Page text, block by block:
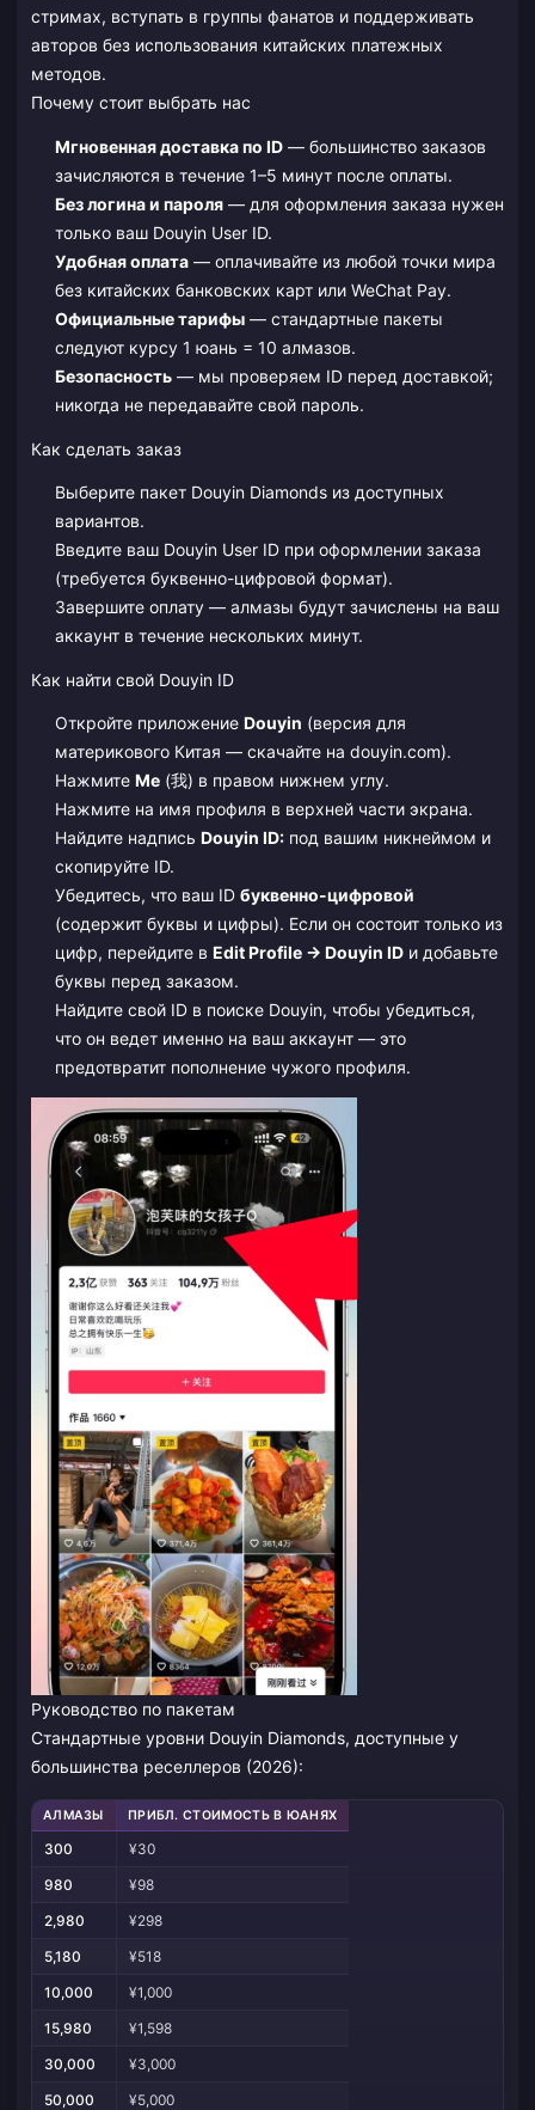
стримах, вступать в группы фанатов и поддерживать
авторов без использования китайских платежных
методов.
Почему стоит выбрать нас
Мгновенная доставка по ID— большинство заказов
зачисляются в течение 1–5 минут после оплаты.
Без логина и пароля— для оформления заказа нужен
только ваш Douyin User ID.
Удобная оплата— оплачивайте из любой точки мира
без китайских банковских карт или WeChat Pay.
Официальные тарифы— стандартные пакеты
следуют курсу 1 юань = 10 алмазов.
Безопасность— мы проверяем ID перед доставкой;
никогда не передавайте свой пароль.
Как сделать заказ
Выберите пакет Douyin Diamonds из доступных
вариантов.
Введите ваш Douyin User ID при оформлении заказа
(требуется буквенно-цифровой формат).
Завершите оплату — алмазы будут зачислены на ваш
аккаунт в течение нескольких минут.
Как найти свой Douyin ID
Откройте приложение Douyin (версия для
материкового Китая — скачайте на douyin.com).
Нажмите Me(我) в правом нижнем углу.
Нажмите на имя профиля в верхней части экрана.
Найдите надпись Douyin ID:под вашим никнеймом и
скопируйте ID.
Убедитесь, что ваш ID буквенно-цифровой
(содержит буквы и цифры). Если он состоит только из
цифр, перейдите в Edit Profile → Douyin IDи добавьте
буквы перед заказом.
Найдите свой ID в поиске Douyin, чтобы убедиться,
что он ведет именно на ваш аккаунт — это
предотвратит пополнение чужого профиля.
Руководство по пакетам
Стандартные уровни Douyin Diamonds, доступные у
большинства реселлеров (2026):
АЛМАЗЫ ПРИБЛ. СТОИМОСТЬ В ЮАНЯХ
300
¥30
980
¥98
2,980
¥298
5,180
¥518
10,000
¥1,000
15,980
¥1,598
30,000
¥3,000
50,000
¥5,000